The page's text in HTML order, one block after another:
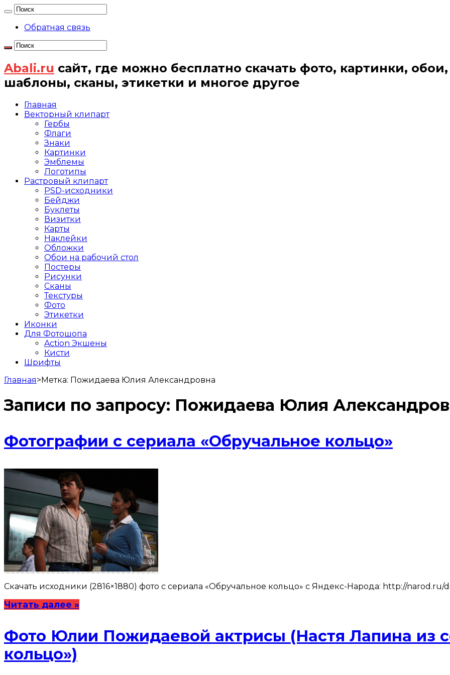
Обратная связь
Abali.ru сайт, где можно бесплатно скачать фото, картинки,
шаблоны, сканы, этикетки и многое другое
Главная
Векторный клипарт
Гербы
Флаги
Знаки
Картинки
Эмблемы
Логотипы
Растровый клипарт
PSD-исходники
Бейджи
Буклеты
Визитки
Карты
Наклейки
Обложки
Обои на рабочий стол
Постеры
Рисунки
Сканы
Текстуры
Фото
Этикетки
Иконки
Для Фотошопа
Action Экшены
Кисти
Шрифты
Главная>Метка: Пожидаева Юлия Александровна
Записи по запросу: Пожидаева Юлия
Фотографии с сериала «Обручальное кольцо»
Скачать исходники (2816×1880) фото с сериала «Обручальное кольцо» с Яндекс-Народа: http://narod.ru/
Читать далее »
Фото Юлии Пожидаевой актрисы (Настя Лапина из
кольцо»)